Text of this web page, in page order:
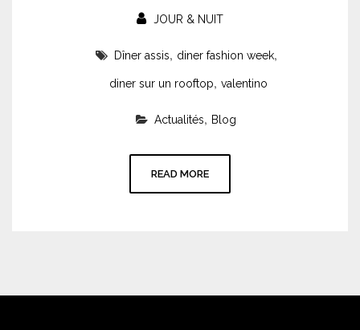
JOUR & NUIT
Dîner assis, diner fashion week,
diner sur un rooftop, valentino
Actualités, Blog
READ MORE